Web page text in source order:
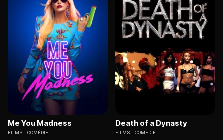
Me You Madness
FILMS COMÉDIE
Death of a Dynasty
FILMS COMÉDIE